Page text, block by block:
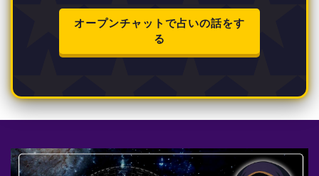
オープンチャットで占いの話をす
る